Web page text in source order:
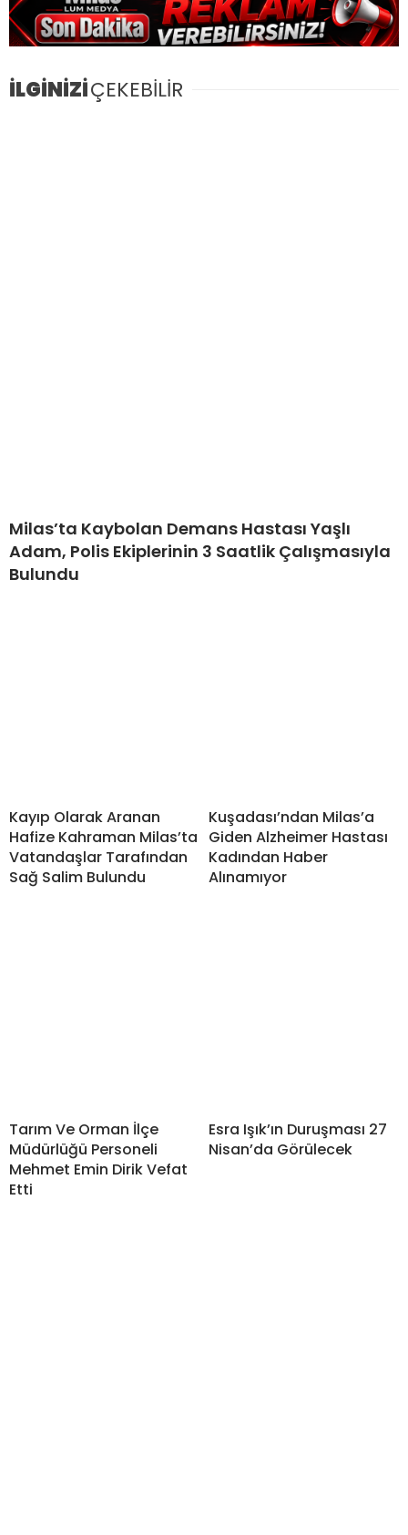
İLGİNİZİÇEKEBİLİR
Milas’ta Kaybolan Demans Hastası Yaşlı
Adam, Polis Ekiplerinin 3 Saatlik Çalışmasıyla
Bulundu
Kayıp Olarak Aranan
Hafize Kahraman Milas’ta
Vatandaşlar Tarafından
Sağ Salim Bulundu
Kuşadası’ndan Milas’a
Giden Alzheimer Hastası
Kadından Haber
Alınamıyor
Tarım Ve Orman İlçe
Müdürlüğü Personeli
Mehmet Emin Dirik Vefat
Etti
Esra Işık’ın Duruşması 27
Nisan’da Görülecek